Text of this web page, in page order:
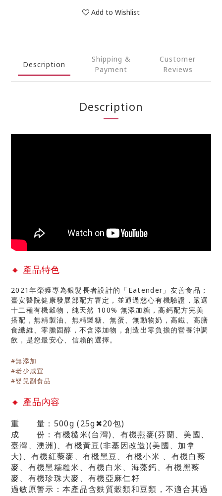
Add to Wishlist
Description
Shipping &
Payment
Customer
Reviews
Description
🔸 產品特色
2021年榮獲專為銀髮長者設計的「Eatender」友善食品；
臺安醫院健康發展部配方審定，並通過慈心有機驗證，嚴選
十二種有機穀物，純天然 100% 無添加糖，高鈣配方完美
搭配，無精製油、無精製糖、無蛋、無動物奶，高鐵、高膳
食纖維、零膽固醇，不含添加物，創造出零負擔的營養沖調
飲，是您最安心、信賴的選擇。
#無添加
#老少咸宜
#嬰兒副食品
🔸 產品內容
重 量：500g (25g✖20包)
成 份： 有機糙米(台灣)、有機燕麥(芬蘭、美國、
臺灣、澳洲)、有機黃豆(非基因改造)(美國、加拿
大)、有機紅藜麥、有機黑豆、有機小米 、有機白藜
麥、有機黑糯糙米、有機白米、海藻鈣、有機黑藜
麥、有機珍珠大麥、有機亞麻仁籽
過敏原警示：本產品含麩質穀類和豆類，不適合其過